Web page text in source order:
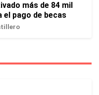
más de 84 mil
pago de becas